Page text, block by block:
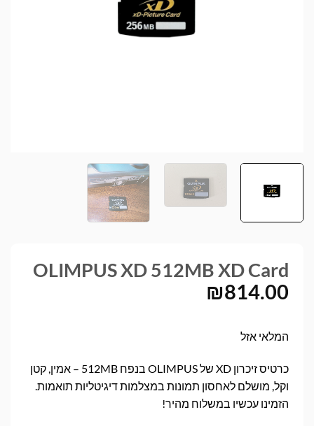
OLIMPUS XD 512MB XD Card
₪814.00
המלאי אזל
כרטיס זיכרון XD של OLIMPUS בנפח 512MB – אמין, קטן
וקל, מושלם לאחסון תמונות במצלמות דיגיטליות תואמות.
הזמינו עכשיו במשלוח מהיר!